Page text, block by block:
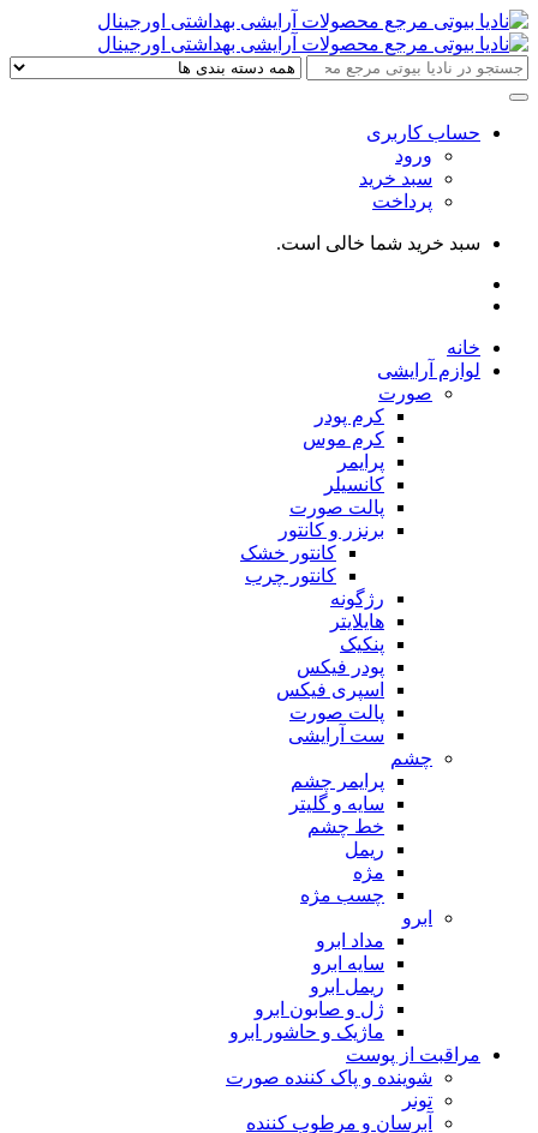
حساب کاربری
ورود
سبد خرید
پرداخت
سبد خرید شما خالی است.
خانه
لوازم آرایشی
صورت
کرم پودر
کرم موس
پرایمر
کانسیلر
پالت صورت
برنزر و کانتور
کانتور خشک
کانتور چرب
رژگونه
هایلایتر
پنکیک
پودر فیکس
اسپری فیکس
پالت صورت
ست آرایشی
چشم
پرایمر چشم
سایه و گلیتر
خط چشم
ریمل
مژه
چسب مژه
ابرو
مداد ابرو
سایه ابرو
ریمل ابرو
ژل و صابون ابرو
ماژیک و حاشور ابرو
مراقبت از پوست
شوینده و پاک کننده صورت
تونر
آبرسان و مرطوب کننده